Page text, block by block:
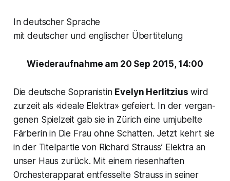
In deutscher Sprache
mit deutscher und englischer Übertitelung
Wiederaufnahme am 20 Sep 2015, 14:00
Die deutsche Sopranistin Evelyn Herlitzius wird
zurzeit als «ideale Elektra» gefeiert. In der vergan­
genen Spielzeit gab sie in Zürich eine umjubelte
Färberin in Die Frau ohne Schatten. Jetzt kehrt sie
in der Titelpartie von Richard Strauss’ Elektra an
unser Haus zurück. Mit einem riesenhaften
Orchesterapparat entfesselte Strauss in seiner